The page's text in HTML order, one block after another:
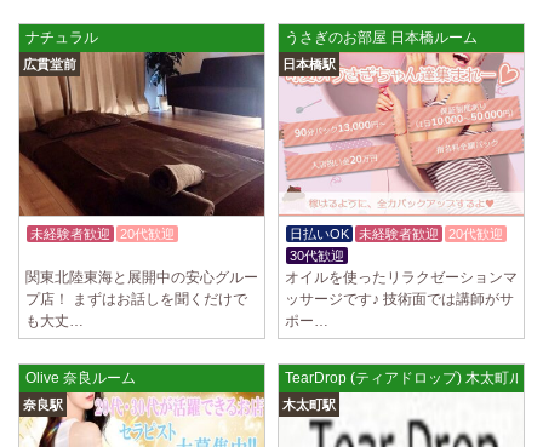
やる気のあるセラピスト大募集！ 「本気で稼ぎたい！」「もっと人気セ
ラピストになりたい！」 そんなあなたを全力でサポートします…
2025/04/02 [千歳烏山駅]
LoveCHU (ラブチュ) 千歳烏山ルーム
やる気のあるセラピスト大募集！ 「本気で稼ぎたい！」「もっと人気セ
ラピストになりたい！」 そんなあなたを全力でサポートします…
2025/03/31[八王子駅]
Diamond～ダイヤモンド～
只今NEW OPENにつきセラピストが不足しています！ 今後も新規出店が
続くため、一緒に働いてくれるセラピストを大募集します！ 女性…
2025/03/29[自由が丘駅]
LIVSPA (リブスパ) 自由が丘ルーム
当店の募集は嘘偽り等なく、記載通りにしっかりお給料をお支払いさせ
ていただきます。 とても働きやすいお店作りを心がけております…
ナチュラル
広貫堂前
未経験者歓迎
20代歓迎
関東北陸東海と展開中の安心グルー
プ店！ まずはお話しを聞くだけで
も大丈…
うさぎのお部屋 日本橋ルーム
日本橋駅
日払いOK 未経験者歓迎
20代歓迎
30代歓迎
オイルを使ったリラクゼーションマ
ッサージです♪ 技術面では講師がサ
ポー…
Olive 奈良ルーム
奈良駅
TearDrop (ティアドロップ) 木太町ルー
木太町駅